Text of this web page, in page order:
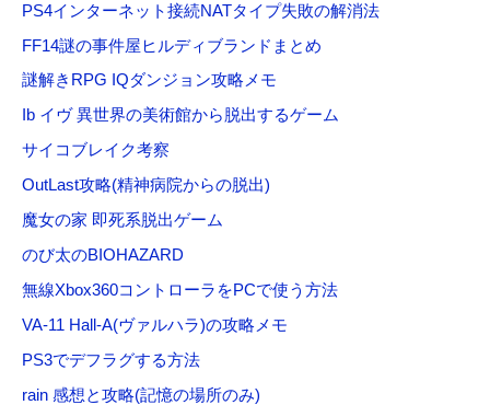
PS4インターネット接続NATタイプ失敗の解消法
FF14謎の事件屋ヒルディブランドまとめ
謎解きRPG IQダンジョン攻略メモ
Ib イヴ 異世界の美術館から脱出するゲーム
サイコブレイク考察
OutLast攻略(精神病院からの脱出)
魔女の家 即死系脱出ゲーム
のび太のBIOHAZARD
無線Xbox360コントローラをPCで使う方法
VA-11 Hall-A(ヴァルハラ)の攻略メモ
PS3でデフラグする方法
rain 感想と攻略(記憶の場所のみ)